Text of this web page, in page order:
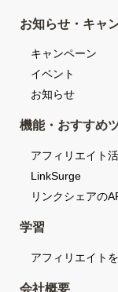
お知らせ・キャ
キャンペーン
イベント
お知らせ
機能・おすすめ
アフィリエイト
LinkSurge
リンクシェアの
学習
アフィリエイト
会社概要